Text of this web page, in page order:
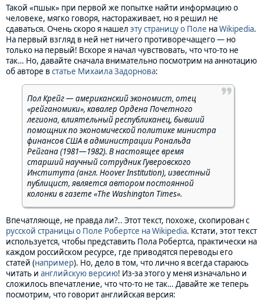
Такой «пшык» при первой же попытке найти информацию о
человеке, мягко говоря, настораживает, но я решил не
сдаваться. Очень скоро я нашел эту страницу о Поле наWikipedia.
На первый взгляд в ней нет ничего противоречащего — но
только на первый! Вскоре я начал чувствовать, что что-то не
так… Но, давайте сначала внимательно посмотрим на аннотацию
об авторе в статье Михаила Задорнова:
Пол Крейг — американский экономист, отец
«рейганомики», кавалер Ордена Почетного
легиона, влиятельный республиканец, бывший
помощник по экономической политике министра
финансов США в администрации Рональда
Рейгана (1981—1982). В настоящее время
старший научный сотрудник Гуверовского
Института (англ. Hoover Institution), известный
публицист, является автором постоянной
колонки в газете «The Washington Times».
Впечатляюще, не правда ли?.. Этот текст, похоже, скопирован с
русской страницы о Поле Робертсе на Wikipedia. Кстати, этот текст
используется, чтобы представить Пола Робертса, практически на
каждом российском ресурсе, где приводятся переводы его
статей (например). Но, дело в том, что лично я всегда стараюсь
читать и английскую версию! Из-за этого у меня изначально и
сложилось впечатление, что что-то не так… Давайте же теперь
посмотрим, что говорит английская версия: